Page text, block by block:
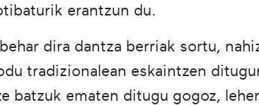
erantzun du.
dira dantza berriak sortu,
tradizionalean eskaintzen
batzuk ematen ditugu gogoz,